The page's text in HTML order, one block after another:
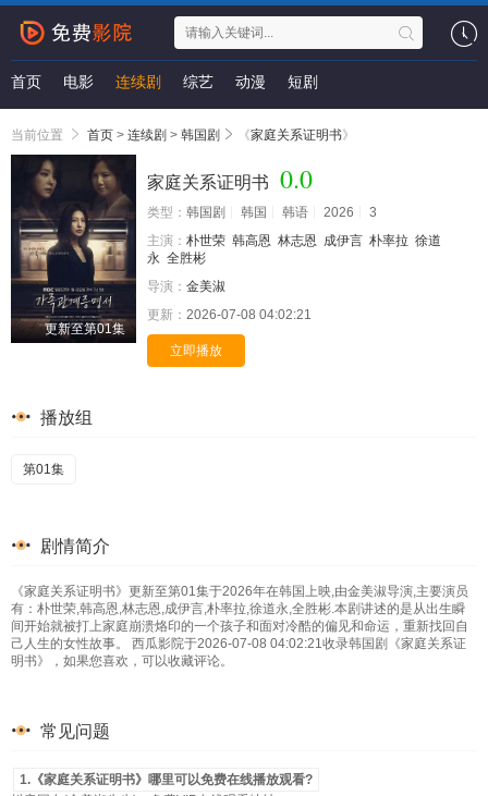
首页 电影 连续剧 综艺 动漫 短剧
当前位置 首页 > 连续剧 > 韩国剧 《家庭关系证明书》
更新至第01集
家庭关系证明书 0.0
类型： 韩国剧 韩国 韩语 2026
3
主演： 朴世荣 韩高恩 林志恩 成伊言 朴率拉 徐道
永 全胜彬
导演： 金美淑
更新： 2026-07-08 04:02:21
立即播放
播放组
第01集
剧情简介
《家庭关系证明书》更新至第01集于2026年在韩国上映,由金美淑导演,主要演员
有：朴世荣,韩高恩,林志恩,成伊言,朴率拉,徐道永,全胜彬.本剧讲述的是从出生瞬
间开始就被打上家庭崩溃烙印的一个孩子和面对冷酷的偏见和命运，重新找回自
己人生的女性故事。 西瓜影院于2026-07-08 04:02:21收录韩国剧《家庭关系证
明书》，如果您喜欢，可以收藏评论。
常见问题
1.《家庭关系证明书》哪里可以免费在线播放观看?